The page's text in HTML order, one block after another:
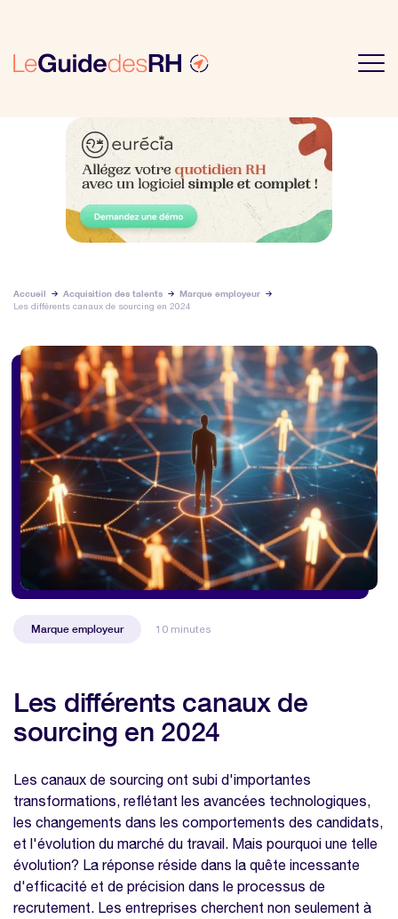
Accueil Acquisition des talents
Marque employeur
Les différents canaux de sourcing en 2024
Marque employeur 10 minutes
Les différents canaux de
sourcing en 2024
Les canaux de sourcing ont subi d'importantes
transformations, reflétant les avancées technologiques,
les changements dans les comportements des candidats,
et l'évolution du marché du travail. Mais pourquoi une telle
évolution? La réponse réside dans la quête incessante
d'efficacité et de précision dans le processus de
recrutement. Les entreprises cherchent non seulement à